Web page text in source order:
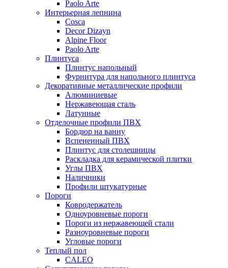
Paolo Arte
Интерьерная лепнина
Cosca
Decor Dizayn
Alpine Floor
Paolo Arte
Плинтуса
Плинтус напольный
Фурнитура для напольного плинтуса
Декоративные металлические профили
Алюминиевые
Нержавеющая сталь
Латунные
Отделочные профили ПВХ
Бордюр на ванну
Вспененный ПВХ
Плинтус для столешницы
Раскладка для керамической плитки
Углы ПВХ
Наличники
Профили штукатурные
Пороги
Ковродержатель
Одноуровневые пороги
Пороги из нержавеющей стали
Разноуровневые пороги
Угловые пороги
Теплый пол
CALEO